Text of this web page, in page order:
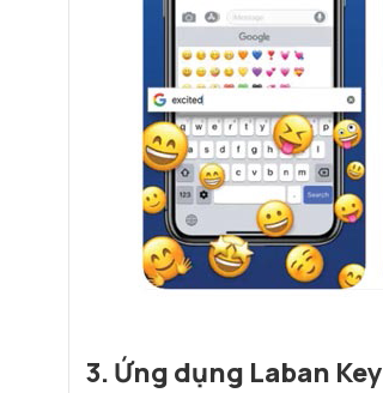
3. Ứng dụng Laban Key